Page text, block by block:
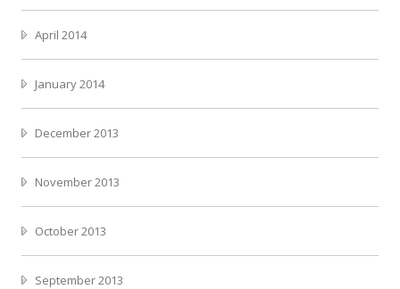
April 2014
January 2014
December 2013
November 2013
October 2013
September 2013